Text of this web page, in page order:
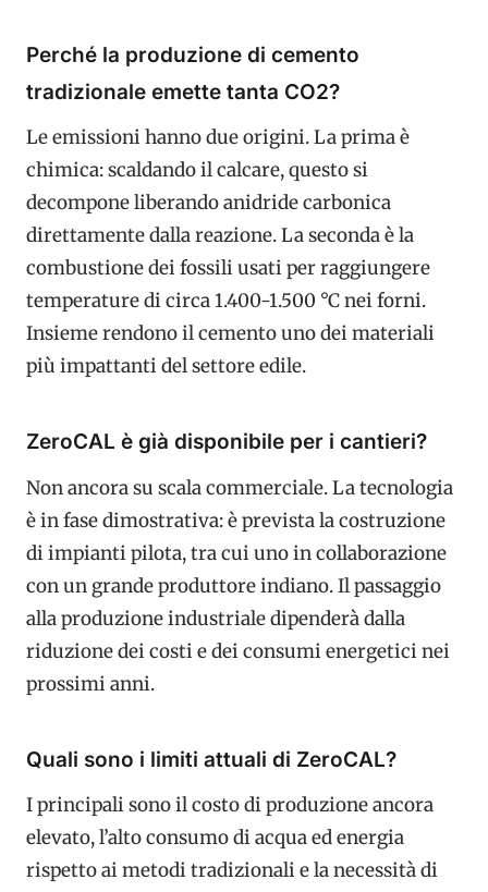
Perché la produzione di cemento
tradizionale emette tanta CO2?
Le emissioni hanno due origini. La prima è
chimica: scaldando il calcare, questo si
decompone liberando anidride carbonica
direttamente dalla reazione. La seconda è la
combustione dei fossili usati per raggiungere
temperature di circa 1.400-1.500 °C nei forni.
Insieme rendono il cemento uno dei materiali
più impattanti del settore edile.
ZeroCAL è già disponibile per i cantieri?
Non ancora su scala commerciale. La tecnologia
è in fase dimostrativa: è prevista la costruzione
di impianti pilota, tra cui uno in collaborazione
con un grande produttore indiano. Il passaggio
alla produzione industriale dipenderà dalla
riduzione dei costi e dei consumi energetici nei
prossimi anni.
Quali sono i limiti attuali di ZeroCAL?
I principali sono il costo di produzione ancora
elevato, l’alto consumo di acqua ed energia
rispetto ai metodi tradizionali e la necessità di